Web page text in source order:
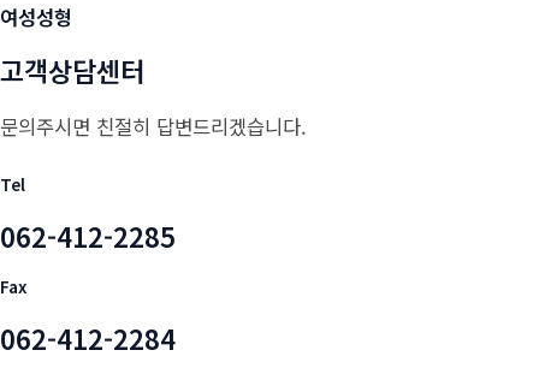
여성성형
고객상담센터
문의주시면 친절히 답변드리겠습니다.
Tel
062-412-2285
Fax
062-412-2284